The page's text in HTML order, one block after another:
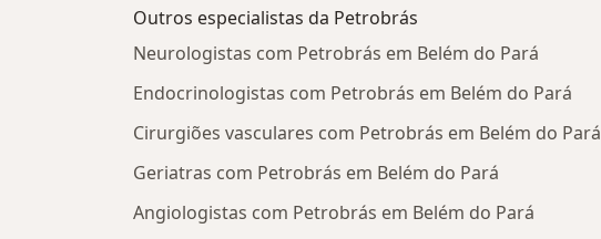
Outros especialistas da Petrobrás
Neurologistas com Petrobrás em Belém do Pará
Endocrinologistas com Petrobrás em Belém do Pará
Cirurgiões vasculares com Petrobrás em Belém do Pará
Geriatras com Petrobrás em Belém do Pará
Angiologistas com Petrobrás em Belém do Pará